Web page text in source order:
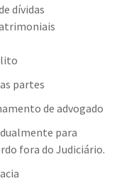
dívidas
partes
de advogado
para
fora do Judiciário.